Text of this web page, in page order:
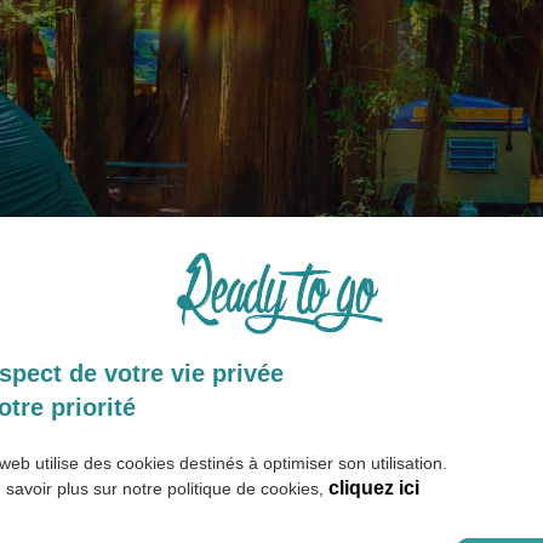
« Kampgrounds of America
tout avec une carte d’abonnement valable un an d’un montant
chacun de vos séjours dans leurs campings.
de votre vie privée
priorité
utilise des cookies destinés à optimiser son utilisation.
savoir plus sur notre politique de cookies, cliquez ici